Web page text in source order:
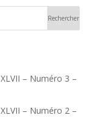
– Numéro 3 –
– Numéro 2 –